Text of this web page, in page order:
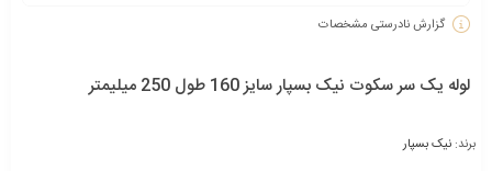
گزارش نادرستی مشخصات
لوله یک سر سکوت نیک بسپار سایز 160 طول 250 میلیمتر
برند: نیک بسپار